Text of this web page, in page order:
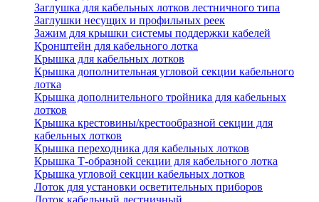
Заглушка для кабельных лотков лестничного типа
Заглушки несущих и профильных реек
Зажим для крышки системы поддержки кабелей
Кронштейн для кабельного лотка
Крышка для кабельных лотков
Крышка дополнительная угловой секции кабельного
лотка
Крышка дополнительного тройника для кабельных
лотков
Крышка крестовины/крестообразной секции для
кабельных лотков
Крышка переходника для кабельных лотков
Крышка Т-образной секции для кабельного лотка
Крышка угловой секции кабельных лотков
Лоток для установки осветительных приборов
Лоток кабельный лестничный